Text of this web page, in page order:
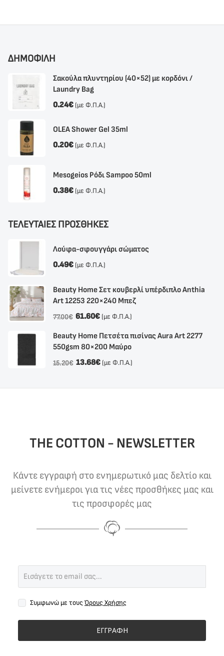
ΔΗΜΟΦΙΛΗ
Σακούλα πλυντηρίου (40×52) με κορδόνι /
Laundry Bag
0.24€ (με Φ.Π.Α.)
OLEA Shower Gel 35ml
0.20€ (με Φ.Π.Α.)
Mesogeios Ρόδι Sampoo 50ml
0.38€ (με Φ.Π.Α.)
ΤΕΛΕΥΤΑΙΕΣ ΠΡΟΣΘΗΚΕΣ
Λούφα-σφουγγάρι σώματος
0.49€ (με Φ.Π.Α.)
Beauty Home Σετ κουβερλί υπέρδιπλο Anthia
Αrt 12253 220×240 Μπεζ
77.00€ 61.60€ (με Φ.Π.Α.)
Beauty Home Πετσέτα πισίνας Aura Art 2277
550gsm 80×200 Μαύρο
15.20€ 13.68€ (με Φ.Π.Α.)
THE COTTON - NEWSLETTER
Κάντε εγγραφή στο ενημερωτικό μας δελτίο και
μείνετε ενήμεροι για τις νέες προσθήκες μας και
τις προσφορές μας
Συμφωνώ με τους Όρους Χρήσης
ΕΓΓΡΑΦΗ